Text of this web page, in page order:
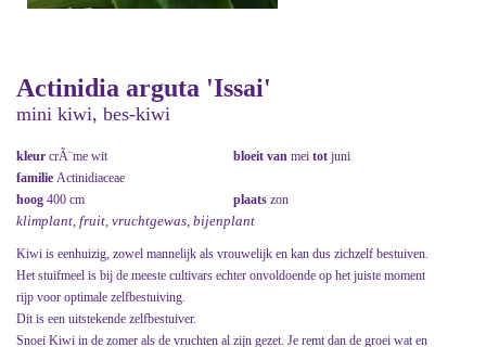
Actinidia arguta 'Issai'
mini kiwi, bes-kiwi
kleur crÃ¨me wit bloeit van mei tot juni
familie Actinidiaceae
hoog 400 cm plaats zon
klimplant, fruit, vruchtgewas, bijenplant
Kiwi is eenhuizig, zowel mannelijk als vrouwelijk en kan dus zichzelf bestuiven.
Het stuifmeel is bij de meeste cultivars echter onvoldoende op het juiste moment
rijp voor optimale zelfbestuiving.
Dit is een uitstekende zelfbestuiver.
Snoei Kiwi in de zomer als de vruchten al zijn gezet. Je remt dan de groei wat en